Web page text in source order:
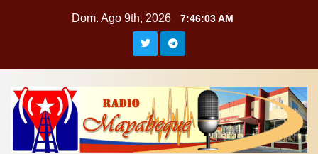
Dom. Ago 9th, 2026 7:46:04 AM